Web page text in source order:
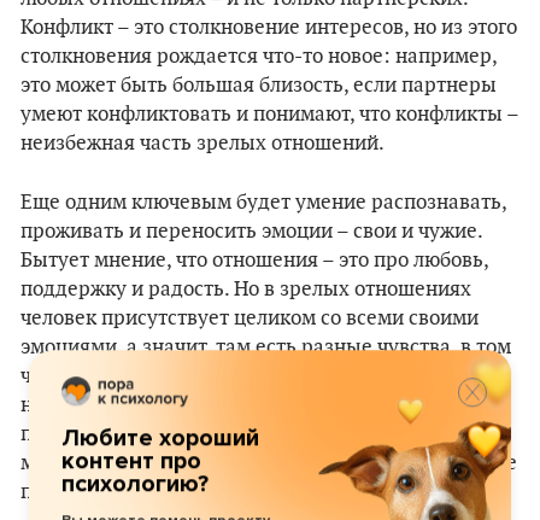
Конфликт – это столкновение интересов, но из этого
столкновения рождается что-то новое: например,
это может быть большая близость, если партнеры
умеют конфликтовать и понимают, что конфликты –
неизбежная часть зрелых отношений.
Еще одним ключевым будет умение распознавать,
проживать и переносить эмоции – свои и чужие.
Бытует мнение, что отношения – это про любовь,
поддержку и радость. Но в зрелых отношениях
человек присутствует целиком со всеми своими
эмоциями, а значит, там есть разные чувства, в том
числе и вина, зависть, ревность, ярость, стыд, даже
ненависть. Важно уметь увидеть их в себе и
прожить. И чем шире спектр эмоций, которым мы
можем давать место в контакте, тем глубже и ближе
получаются отношения.
Любите хороший
контент про
психологию?